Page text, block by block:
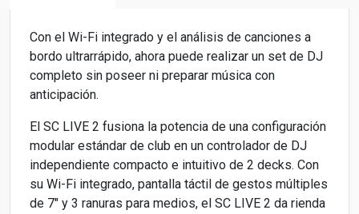
Con el Wi-Fi integrado y el análisis de canciones a
bordo ultrarrápido, ahora puede realizar un set de DJ
completo sin poseer ni preparar música con
anticipación.
El SC LIVE 2 fusiona la potencia de una configuración
modular estándar de club en un controlador de DJ
independiente compacto e intuitivo de 2 decks. Con
su Wi-Fi integrado, pantalla táctil de gestos múltiples
de 7″ y 3 ranuras para medios, el SC LIVE 2 da rienda